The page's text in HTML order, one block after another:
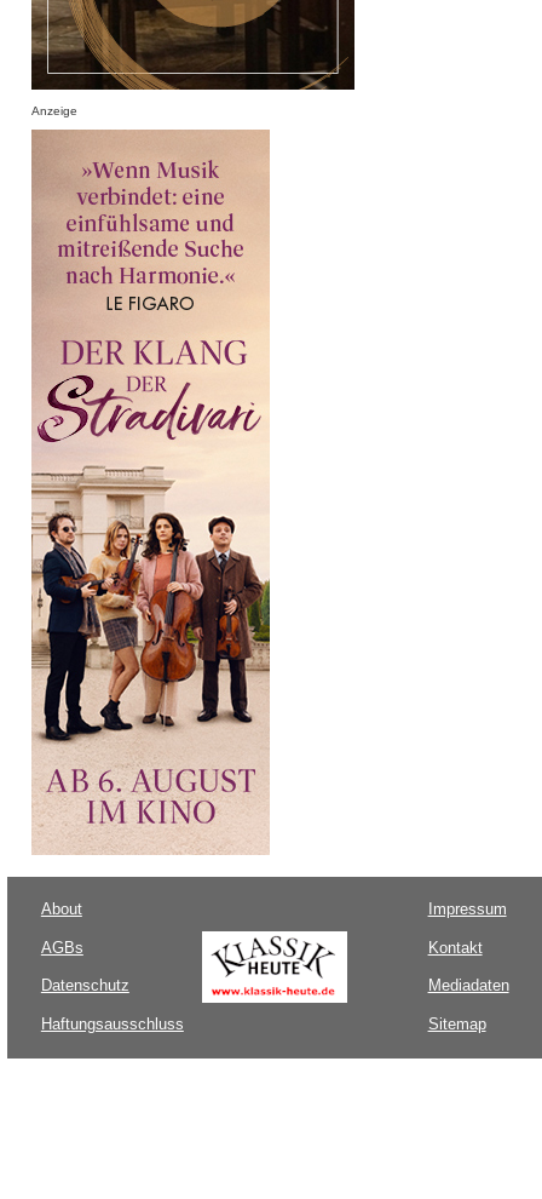
Anzeige
About
AGBs
Datenschutz
Haftungsausschluss
Impressum
Kontakt
Mediadaten
Sitemap